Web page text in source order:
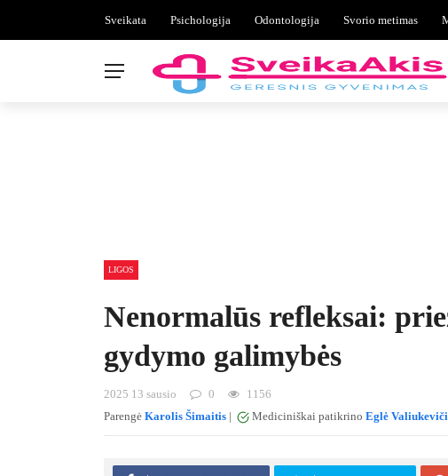
Sveikata Psichologija Odontologija Svorio metimas
LIGOS
Nenormalūs refleksai:
gydymo galimybės
2025 13 sausio 0
1156
Parengė Karolis Šimaitis | Mediciniškai patikrino Eglė